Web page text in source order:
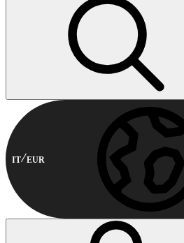
IT EUR